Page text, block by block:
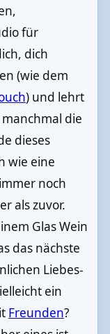
für
dich
(wie dem
) und lehrt
manchmal die
dieses
wie eine
noch
als zuvor.
Glas Wein
das nächste
Liebes-
ein
Freunden?